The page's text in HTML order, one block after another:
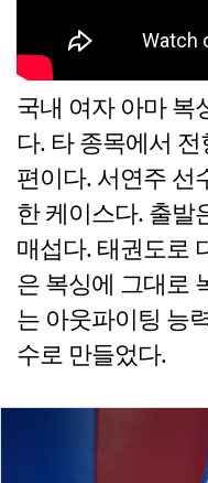
국내 여자 아마 복
다. 타 종목에서
편이다. 서연주 선
한 케이스다. 출발
매섭다. 태권도로
은 복싱에 그대로
는 아웃파이팅 능
수로 만들었다.